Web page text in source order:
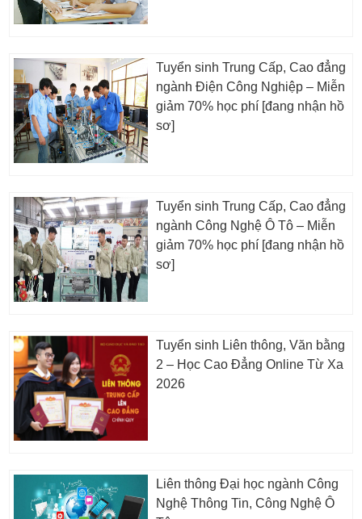
Tuyển sinh Trung Cấp, Cao đẳng
ngành Điện Công Nghiệp – Miễn
giảm 70% học phí [đang nhận hồ
sơ]
Tuyển sinh Trung Cấp, Cao đẳng
ngành Công Nghệ Ô Tô – Miễn
giảm 70% học phí [đang nhận hồ
sơ]
Tuyển sinh Liên thông, Văn bằng
2 – Học Cao Đẳng Online Từ Xa
2026
Liên thông Đại học ngành Công
Nghệ Thông Tin, Công Nghệ Ô